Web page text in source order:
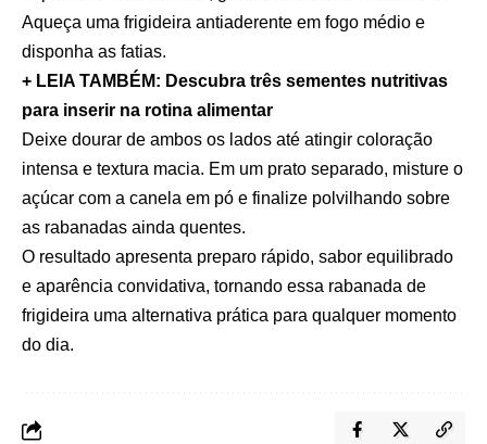
Aqueça uma frigideira antiaderente em fogo médio e
disponha as fatias.
+ LEIA TAMBÉM: Descubra três sementes nutritivas
para inserir na rotina alimentar
Deixe dourar de ambos os lados até atingir coloração
intensa e textura macia. Em um prato separado, misture o
açúcar com a canela em pó e finalize polvilhando sobre
as rabanadas ainda quentes.
O resultado apresenta preparo rápido, sabor equilibrado
e aparência convidativa, tornando essa rabanada de
frigideira uma alternativa prática para qualquer momento
do dia.